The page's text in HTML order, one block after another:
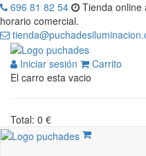
696 81 82 54 Tienda online
horario comercial.
Iniciar sesión
Carrito
El carro esta vacio
Total: 0 €